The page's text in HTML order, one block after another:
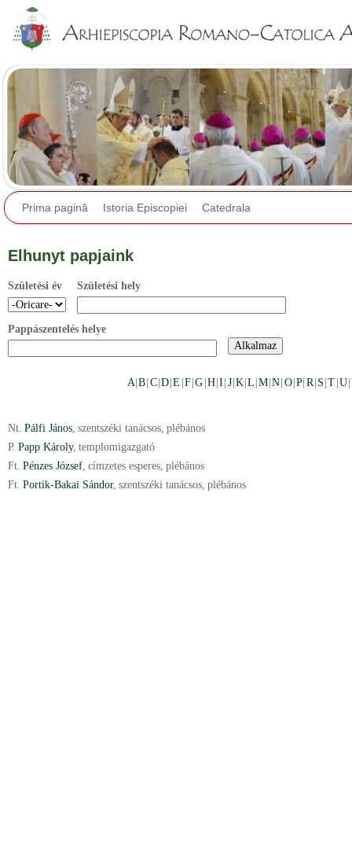
Prima pagină Istoria Episcopiei Catedrala
Elhunyt papjaink
Születési év Születési hely
Pappászentelés helye
A|B C |D |E F |G H |I J K |L M |N O |P R| S |T U |
Nt. Pálfi János, szentszéki tanácsos, plébános
P. Papp Károly, templomigazgató
Ft. Pénzes József, címzetes esperes, plébános
Ft. Portik-Bakai Sándor, szentszéki tanácsos, plébános